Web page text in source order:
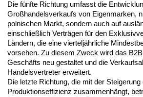
Die fünfte Richtung umfasst die
Großhandelsverkaufs von Eigenmarken,
polnischen Markt, sondern auch auf
einschließlich Verträgen für den
Ländern, die eine vierteljährliche
vorsehen. Zu diesem Zweck wird das
Geschäfts neu gestaltet und die
Handelsvertreter erweitert.
Die letzte Richtung, die mit der Steigerung
Produktionseffizienz zusammenhängt,